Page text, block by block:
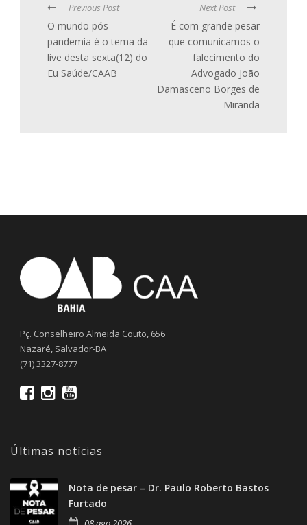
Previous Post
O mundo pós-
pandemia é o tema da
live desta sexta(12) do
Eu Saúde/CAAB
Next Post
É com grande pesar
que comunicamos o
falecimento do
Advogado João
Damasceno Borges de
Miranda
Pç. Conselheiro Almeida Couto, 656
Nazaré, Salvador-BA
(71) 3327-8777
Últimas notícias
Nota de pesar – Dr. Paulo Roberto Bastos
Furtado